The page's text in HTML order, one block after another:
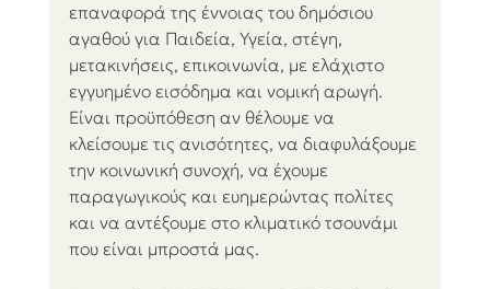
επαναφορά της έννοιας του δημόσιου
αγαθού για Παιδεία, Υγεία, στέγη,
μετακινήσεις, επικοινωνία, με ελάχιστο
εγγυημένο εισόδημα και νομική αρωγή.
Είναι προϋπόθεση αν θέλουμε να
κλείσουμε τις ανισότητες, να διαφυλάξουμε
την κοινωνική συνοχή, να έχουμε
παραγωγικούς και ευημερώντας πολίτες
και να αντέξουμε στο κλιματικό τσουνάμι
που είναι μπροστά μας.